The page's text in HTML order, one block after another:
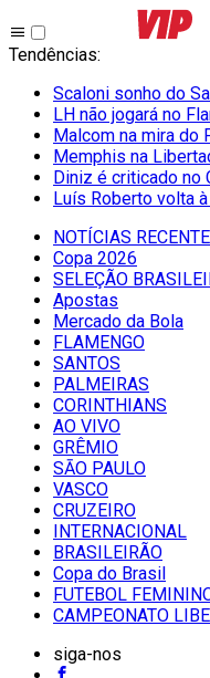
Tendências:
Scaloni sonho do
LH não jogará no
Malcom na mira do
Memphis na
Diniz é criticado no
Luís Roberto volta
NOTÍCIAS
Copa 2026
SELEÇÃO
Apostas
Mercado da Bola
FLAMENGO
SANTOS
PALMEIRAS
CORINTHIANS
AO VIVO
GRÊMIO
SĀO PAULO
VASCO
CRUZEIRO
INTERNACIONAL
BRASILEIRÃO
Copa do Brasil
FUTEBOL
CAMPEONATO
siga-nos